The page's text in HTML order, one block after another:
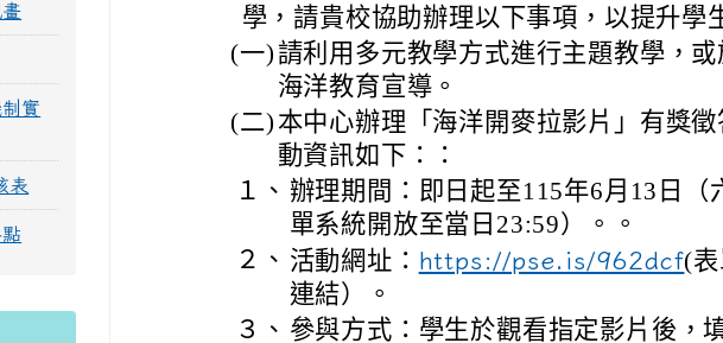
學，請貴校協助辦理以下事項，以提升學
(一) 請利用多元教學方式進行主題教學，
海洋教育宣導。
(二) 本中心辦理「海洋開麥拉影片」有獎
動資訊如下：：
１、 辦理期間：即日起至115年6月13日（
單系統開放至當日23:59）。。
２、 活動網址： https://pse.is/962dcf(
連結）。
３、 參與方式：學生於觀看指定影片後，
實
表